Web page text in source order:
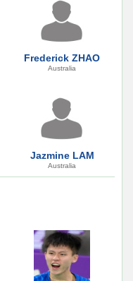
Frederick ZHAO
Australia
Jazmine LAM
Australia